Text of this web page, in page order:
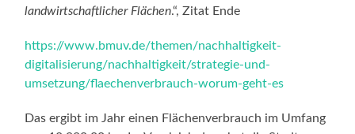
landwirtschaftlicher Flächen.“, Zitat Ende
https://www.bmuv.de/themen/nachhaltigkeit-
digitalisierung/nachhaltigkeit/strategie-und-
umsetzung/flaechenverbrauch-worum-geht-es
Das ergibt im Jahr einen Flächenverbrauch im Umfang